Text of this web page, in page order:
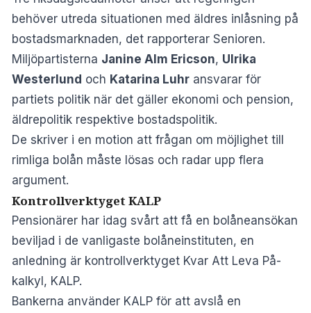
behöver utreda situationen med äldres inlåsning på
bostadsmarknaden, det rapporterar Senioren.
Miljöpartisterna Janine Alm Ericson, Ulrika
Westerlund och Katarina Luhr ansvarar för
partiets politik när det gäller ekonomi och pension,
äldrepolitik respektive bostadspolitik.
De skriver i en motion att frågan om möjlighet till
rimliga bolån måste lösas och radar upp flera
argument.
Kontrollverktyget KALP
Pensionärer har idag svårt att få en bolåneansökan
beviljad i de vanligaste bolåneinstituten, en
anledning är kontrollverktyget Kvar Att Leva På-
kalkyl, KALP.
Bankerna använder KALP för att avslå en